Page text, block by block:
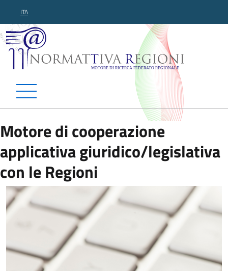
ITA
Normattiva Regioni -
Motore di cooperazione
applicativa giuridico/legislativa
con le Regioni